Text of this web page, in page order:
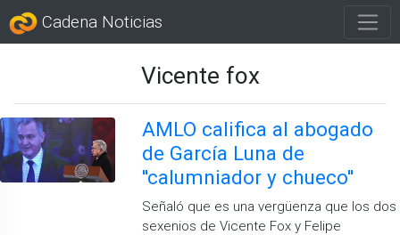
Cadena Noticias
Vicente fox
AMLO califica al abogado
de García Luna de
''calumniador y chueco''
Señaló que es una vergüenza que los dos
sexenios de Vicente Fox y Felipe